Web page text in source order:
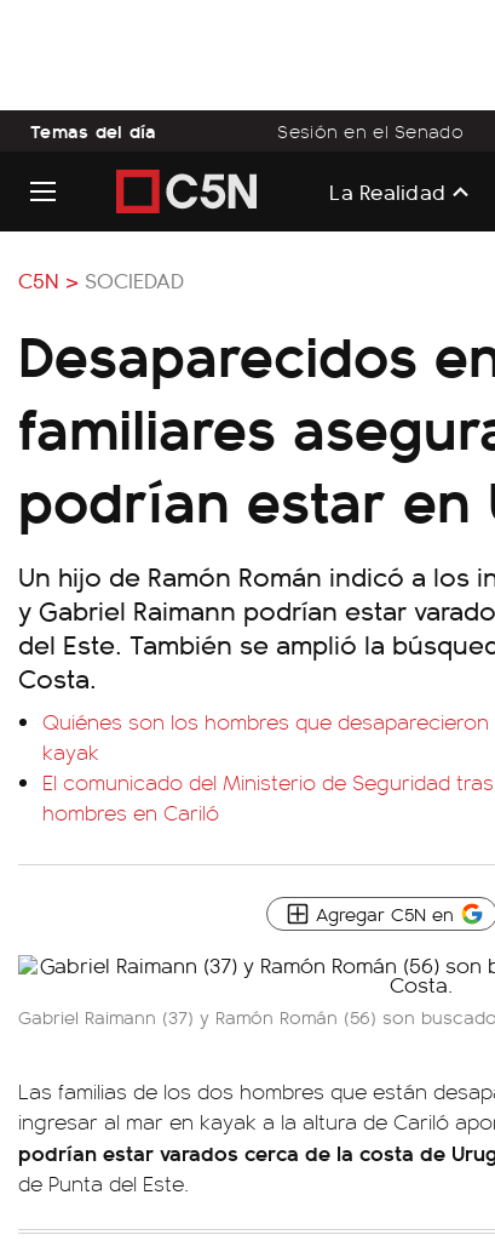
Temas del día Sesión en el Senado
La Realidad
C5N > SOCIEDAD
Desaparecidos
familiares
podrían estar en
Un hijo de Ramón Román indicó a los
y Gabriel Raimann podrían estar
del Este. También se amplió la
Costa.
Quiénes son los hombres que
kayak
El comunicado del Ministerio de Seguridad
hombres en Cariló
Agregar C5N en
Gabriel Raimann (37) y Ramón Román (56) son
Las familias de los dos hombres que están
ingresar al mar en kayak a la altura de Cariló
podrían estar varados cerca de la costa de
de Punta del Este.